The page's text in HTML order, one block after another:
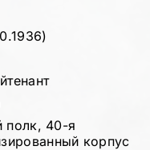
полк, 40-я
корпус